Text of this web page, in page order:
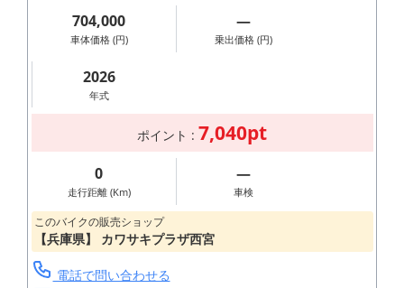
704,000
車体価格 (円)
―
乗出価格 (円)
2026
年式
ポイント : 7,040pt
0
走行距離 (Km)
―
車検
このバイクの販売ショップ
【兵庫県】 カワサキプラザ西宮
電話で問い合わせる